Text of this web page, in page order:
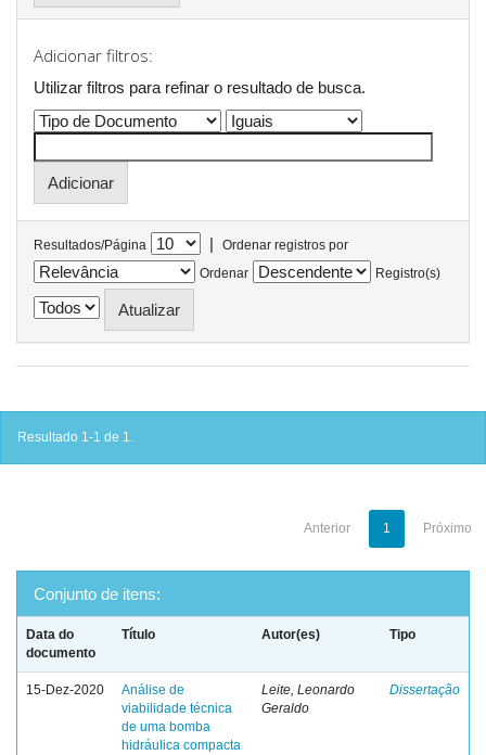
Adicionar filtros:
Utilizar filtros para refinar o resultado de busca.
Resultados/Página |
Ordenar registros por
Ordenar
Registro(s)
Resultado 1-1 de 1.
Anterior 1 Próximo
Conjunto de itens:
Data do
documento
Título Autor(es) Tipo
15-Dez-2020
Análise de
viabilidade técnica
de uma bomba
hidráulica compacta
Leite, Leonardo
Geraldo
Dissertação